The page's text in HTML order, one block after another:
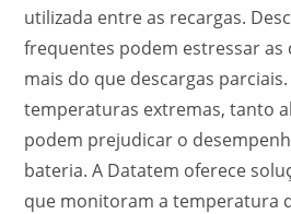
utilizada entre as recargas.
frequentes podem estressar as
mais do que descargas
temperaturas extremas, tanto
podem prejudicar o
bateria. A Datatem oferece
que monitoram a temperatura